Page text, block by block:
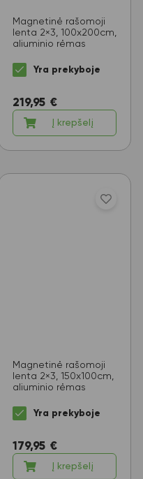
Magnetinė rašomoji
lenta 2×3, 100x200cm,
aliuminio rėmas
Yra prekyboje
219,95 €
Į krepšelį
Magnetinė rašomoji
lenta 2×3, 150x100cm,
aliuminio rėmas
Yra prekyboje
179,95 €
Į krepšelį